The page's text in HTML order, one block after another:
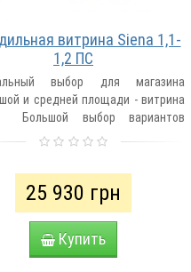
витрина Siena 1,1-
1,2 ПС
выбор для магазина
и средней площади - витрина
Большой выбор вариантов
гастрономические и
25 930 грн
Купить